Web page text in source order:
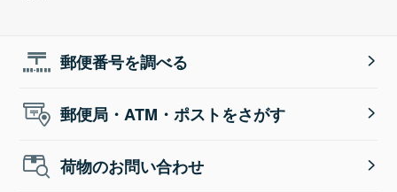
郵便番号を調べる
郵便局・ATM・ポストをさがす
荷物のお問い合わせ